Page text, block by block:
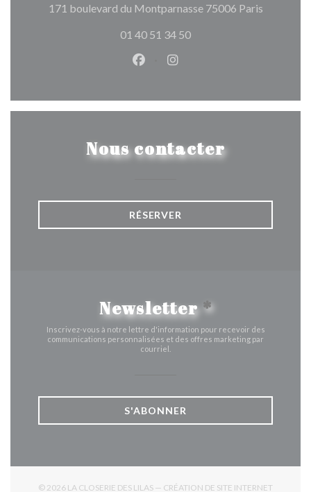
171 boulevard du Montparnasse 75006 Paris((ouvre
01 40 51 34 50
Facebook ((ouvre une
Instagram ((ouvre une
Nous contacter
RÉSERVER
Newsletter*
Inscrivez-vous à notre lettre d'information pour recevoir des
communications personnalisées et des offres marketing par
courriel.
S'ABONNER
© 2026 LA CLOSERIE DES LILAS — CRÉATION DE SITE INTERNET